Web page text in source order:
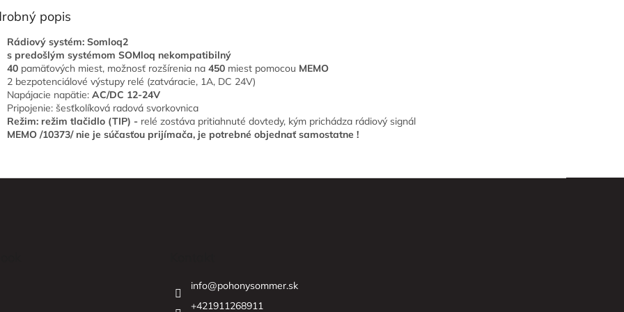
popis
Rádiový systém: Somloq2
s predošlým systémom SOMloq nekompatibilný
40 pamäťových miest, možnosť rozšírenia na 450 miest pomocou MEMO
2 bezpotenciálové výstupy relé (zatváracie, 1A, DC 24V)
Napájacie napätie: AC/DC 12-24V
Pripojenie: šesťkolíková radová svorkovnica
Režim: režim tlačidlo (TIP) - relé zostáva pritiahnuté dovtedy, kým prichádza rádiový signál
MEMO /10373/ nie je súčasťou prijímača, je potrebné objednať samostatne !
info@pohonysommer.sk
+421911268911